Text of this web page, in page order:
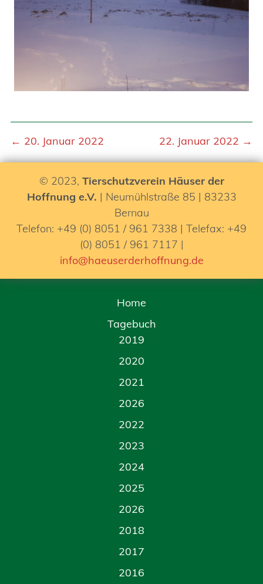
← 20. Januar 2022 22. Januar 2022 →
© 2023, Tierschutzverein Häuser der
Hoffnung e.V. | Neumühlstraße 85 | 83233
Bernau
Telefon: +49 (0) 8051 / 961 7338 | Telefax: +49
(0) 8051 / 961 7117 |
info@haeuserderhoffnung.de
Home
Tagebuch
2019
2020
2021
2026
2022
2023
2024
2025
2026
2018
2017
2016